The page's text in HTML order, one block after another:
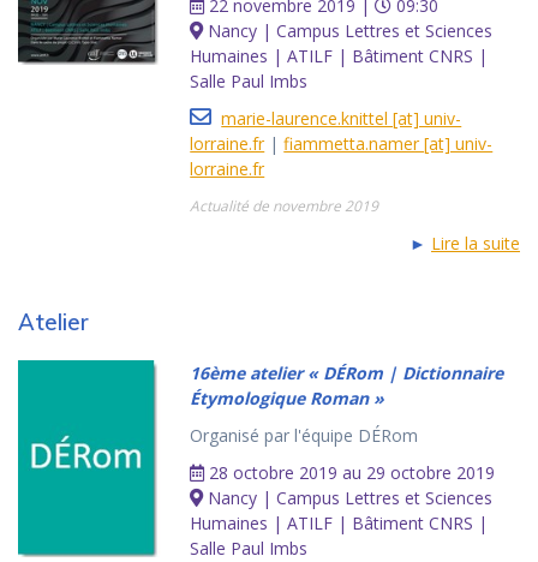
22 novembre 2019 |
09:30
Nancy | Campus Lettres et Sciences
Humaines | ATILF | Bâtiment CNRS |
Salle Paul Imbs
marie-laurence.knittel [at] univ-
lorraine.fr|fiammetta.namer [at] univ-
lorraine.fr
Actualité de novembre 2019
► Lire la suite
Atelier
16ème atelier « DÉRom | Dictionnaire
Étymologique Roman »
Organisé par l'équipe DÉRom
28 octobre 2019 au 29 octobre 2019
Nancy | Campus Lettres et Sciences
Humaines | ATILF | Bâtiment CNRS |
Salle Paul Imbs